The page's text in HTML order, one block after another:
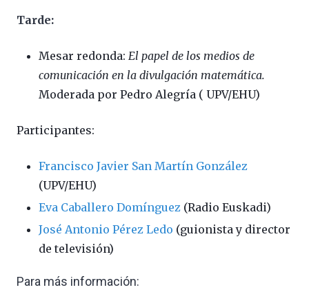
Tarde:
Mesar redonda: El papel de los medios de
comunicación en la divulgación matemática.
Moderada por Pedro Alegría ( UPV/EHU)
Participantes:
Francisco Javier San Martín González
(UPV/EHU)
Eva Caballero Domínguez (Radio Euskadi)
José Antonio Pérez Ledo (guionista y director
de televisión)
Para más información: